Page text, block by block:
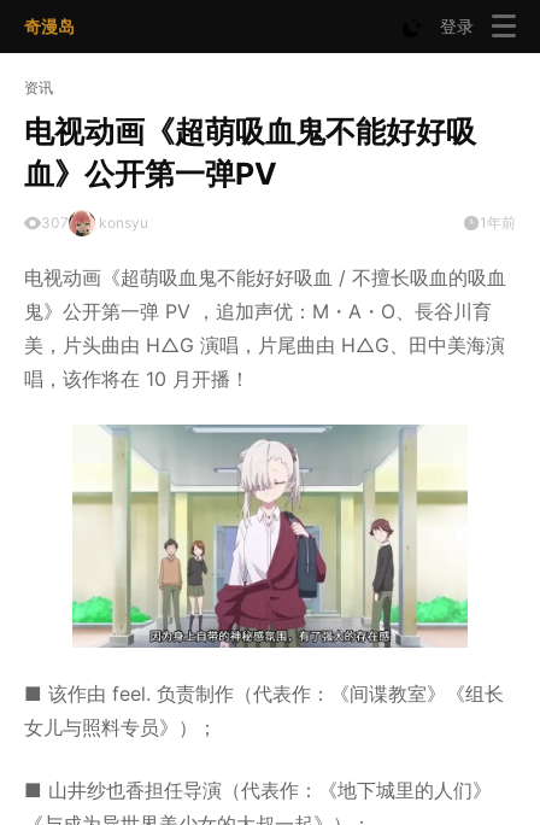
奇漫岛 登录
资讯
电视动画《超萌吸血鬼不能好好吸
血》公开第一弹PV
307 konsyu 1年前
电视动画《超萌吸血鬼不能好好吸血 / 不擅长吸血的吸血
鬼》公开第一弹 PV ，追加声优：M・A・O、長谷川育
美，片头曲由 H△G 演唱，片尾曲由 H△G、田中美海演
唱，该作将在 10 月开播！
■ 该作由 feel. 负责制作（代表作：《间谍教室》《组长
女儿与照料专员》）；
■ 山井纱也香担任导演（代表作：《地下城里的人们》